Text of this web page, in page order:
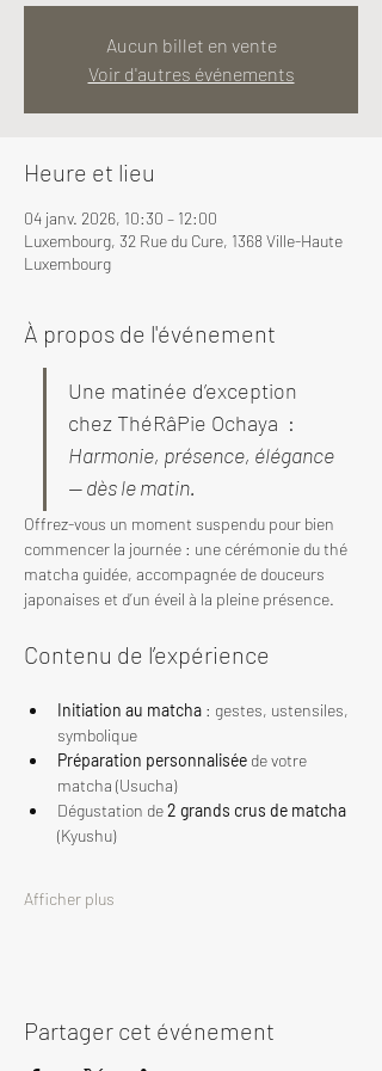
Aucun billet en vente
Voir d'autres événements
Heure et lieu
04 janv. 2026, 10:30 – 12:00
Luxembourg, 32 Rue du Cure, 1368 Ville-Haute
Luxembourg
À propos de l'événement
Une matinée d’exception
chez ThéRâPie Ochaya  :
Harmonie, présence, élégance
— dès le matin.
Offrez-vous un moment suspendu pour bien
commencer la journée : une cérémonie du thé
matcha guidée, accompagnée de douceurs
japonaises et d’un éveil à la pleine présence.
Contenu de l’expérience
Initiation au matcha : gestes, ustensiles,
symbolique
Préparation personnalisée de votre
matcha (Usucha)
Dégustation de 2 grands crus de matcha
(Kyushu)
Afficher plus
Partager cet événement